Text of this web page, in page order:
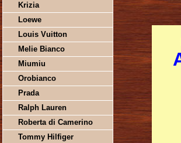
Krizia
Loewe
Louis Vuitton
Melie Bianco
Miumiu
Orobianco
Prada
Ralph Lauren
Roberta di Camerino
Tommy Hilfiger